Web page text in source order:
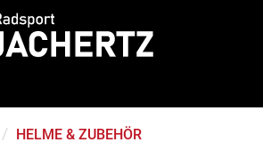
HELME & ZUBEHÖR